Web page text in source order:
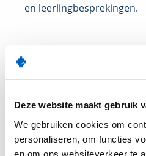
Deze website maakt gebruik
We gebruiken cookies om
personaliseren, om functies
en om ons websiteverkeer te
en leerlingbesprekingen.